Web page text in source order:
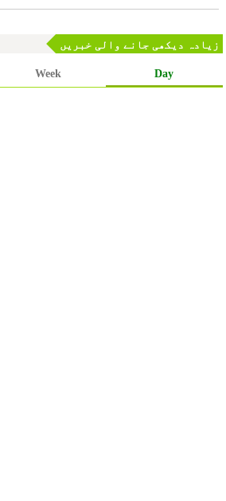
راحیل شریف کی فوجی اتحاد کی سربراہی،
پاک فوج
زیادہ دیکھی جانے والی خبریں
Day
Week